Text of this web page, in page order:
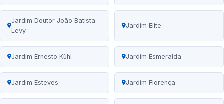
Jardim Doutor João Batista
Levy
Jardim Elite
Jardim Ernesto Kühl Jardim Esmeralda
Jardim Esteves Jardim Florença